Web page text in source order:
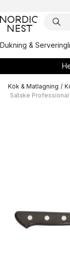
Dukning & Servering
Kök & Matlagning /
Satake